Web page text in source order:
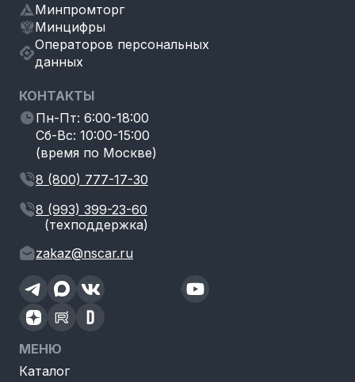
Минпромторг
Минцифры
Операторов персональных
данных
КОНТАКТЫ
Пн-Пт: 6:00-18:00
Сб-Вс: 10:00-15:00
(время по Москве)
8 (800) 777-17-30
8 (993) 399-23-60
(техподдержка)
zakaz@nscar.ru
МЕНЮ
Каталог